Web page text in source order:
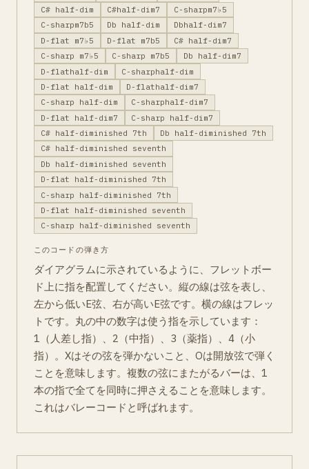
C# half-dim
C#half-dim7
C-sharpm7♭5
C-sharpm7b5
Db half-dim
Dbhalf-dim7
D-flat m7♭5
D-flat m7b5
C# half-dim7
C-sharp m7♭5
C-sharp m7b5
Db half-dim7
D-flathalf-dim
C-sharphalf-dim
D-flat half-dim
D-flathalf-dim7
C-sharp half-dim
C-sharphalf-dim7
D-flat half-dim7
C-sharp half-dim7
C# half-diminished 7th
Db half-diminished 7th
C# half-diminished seventh
Db half-diminished seventh
D-flat half-diminished 7th
C-sharp half-diminished 7th
D-flat half-diminished seventh
C-sharp half-diminished seventh
このコードの弾き方
ダイアグラムに示されているように、フレットボー
ド上に指を配置してください。縦の線は弦を表し、
左から低いE弦、右が高いE弦です。横の線はフレッ
トです。丸の中の数字は使う指を示しています：
1（人差し指）、2（中指）、3（薬指）、4（小
指）。Xはその弦を弾かないこと、Oは開放弦で弾く
ことを意味します。複数の弦にまたがるバーは、1
本の指で全てを同時に押さえることを意味します。
これはバレーコードと呼ばれます。